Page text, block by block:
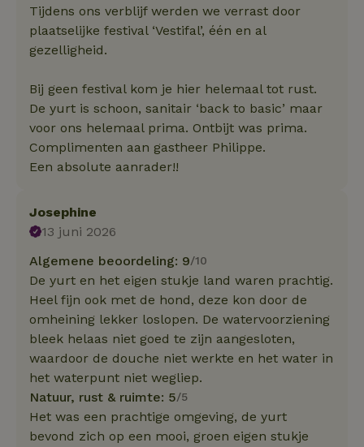
Tijdens ons verblijf werden we verrast door
plaatselijke festival ‘Vestifal’, één en al
gezelligheid.
Bij geen festival kom je hier helemaal tot rust.
De yurt is schoon, sanitair ‘back to basic’ maar
voor ons helemaal prima. Ontbijt was prima.
Complimenten aan gastheer Philippe.
Een absolute aanrader!!
Josephine
13 juni 2026
Algemene beoordeling: 9/10
De yurt en het eigen stukje land waren prachtig.
Heel fijn ook met de hond, deze kon door de
omheining lekker loslopen. De watervoorziening
bleek helaas niet goed te zijn aangesloten,
waardoor de douche niet werkte en het water in
het waterpunt niet wegliep.
Natuur, rust & ruimte: 5/5
Het was een prachtige omgeving, de yurt
bevond zich op een mooi, groen eigen stukje